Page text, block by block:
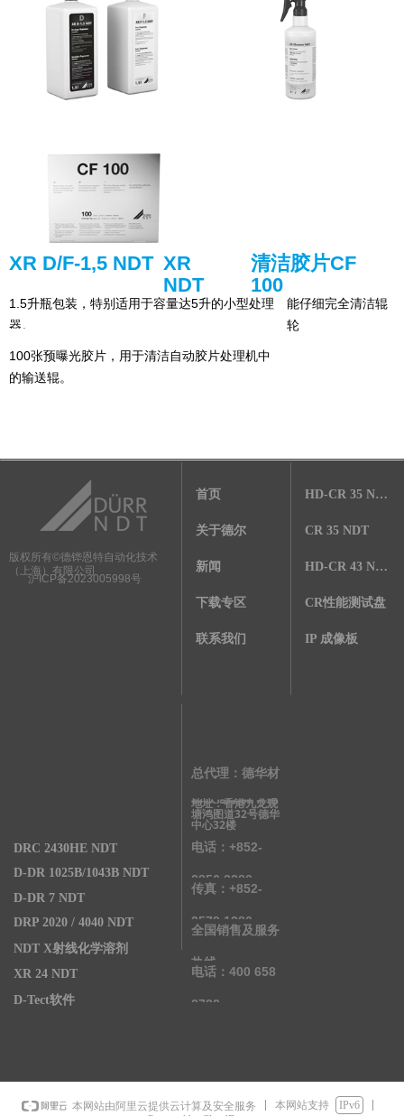
1.5升瓶包装，特别适用于容量达5升的小型处理
器。
XR D/F-1,5 NDT
能仔细完全清洁辊
轮
XR
NDT
100张预曝光胶片，用于清洁自动胶片处理机中
的输送辊。
清洁胶片CF
100
地址：香港九龙观
塘鸿图道32号德华
中心32楼
总代理：德华材
料检测有限公司
电话：+852-
2856 3280
传真：+852-
2579 1380
首页
关于德尔
新闻
下载专区
联系我们
HD-CR 35 NDT
CR 35 NDT
HD-CR 43 NDT
CR性能测试盘
IP 成像板
电话：400 658
2722
版权所有©德铧恩特自动化技术
（上海）有限公司
全国销售及服务
热线
DRC 2430HE NDT
D-DR 1025B/1043B NDT
D-DR 7 NDT
DRP 2020 / 4040 NDT
NDT X射线化学溶剂
XR 24 NDT
D-Tect软件
沪ICP备2023005998号
本网站由阿里云提供云计算及安全服务 本网站支持
IPv6